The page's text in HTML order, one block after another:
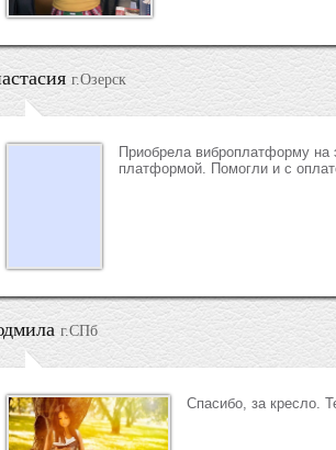
г.Озерск
Приобрела виброплатформу на
платформой. Помогли и с
г.СПб
Спасибо, за кресло.